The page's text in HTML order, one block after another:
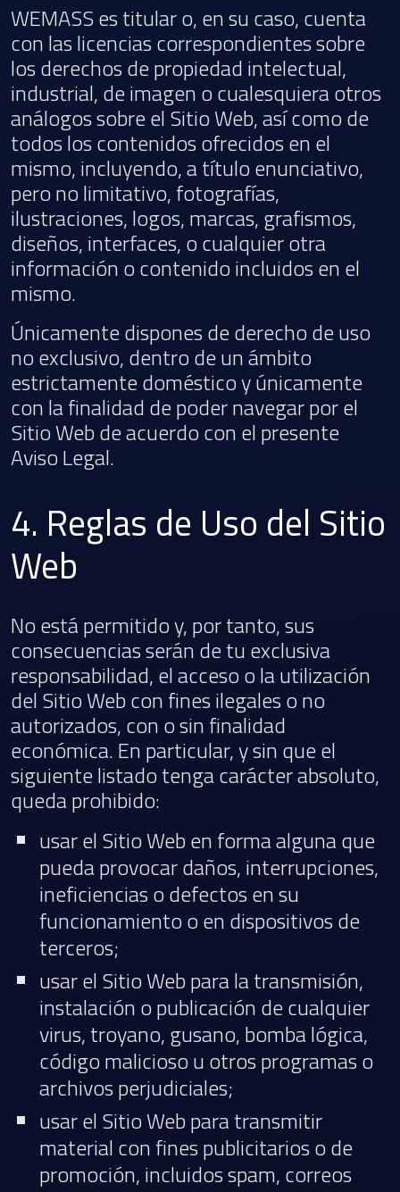
WEMASS es titular o, en su caso, cuenta
con las licencias correspondientes sobre
los derechos de propiedad intelectual,
industrial, de imagen o cualesquiera otros
análogos sobre el Sitio Web, así como de
todos los contenidos ofrecidos en el
mismo, incluyendo, a título enunciativo,
pero no limitativo, fotografías,
ilustraciones, logos, marcas, grafismos,
diseños, interfaces, o cualquier otra
información o contenido incluidos en el
mismo.
Únicamente dispones de derecho de uso
no exclusivo, dentro de un ámbito
estrictamente doméstico y únicamente
con la finalidad de poder navegar por el
Sitio Web de acuerdo con el presente
Aviso Legal.
4. Reglas de Uso del Sitio
Web
No está permitido y, por tanto, sus
consecuencias serán de tu exclusiva
responsabilidad, el acceso o la utilización
del Sitio Web con fines ilegales o no
autorizados, con o sin finalidad
económica. En particular, y sin que el
siguiente listado tenga carácter absoluto,
queda prohibido:
usar el Sitio Web en forma alguna que
pueda provocar daños, interrupciones,
ineficiencias o defectos en su
funcionamiento o en dispositivos de
terceros;
usar el Sitio Web para la transmisión,
instalación o publicación de cualquier
virus, troyano, gusano, bomba lógica,
código malicioso u otros programas o
archivos perjudiciales;
usar el Sitio Web para transmitir
material con fines publicitarios o de
promoción, incluidos spam, correos